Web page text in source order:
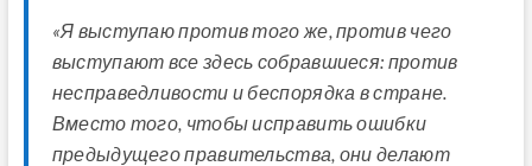
«Я выступаю против того же, против чего
выступают все здесь собравшиеся: против
несправедливости и беспорядка в стране.
Вместо того, чтобы исправить ошибки
предыдущего правительства, они делают